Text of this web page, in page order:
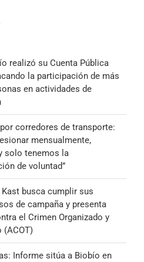
realizó su Cuenta Pública
la participación de más
en actividades de
corredores de transporte:
mensualmente,
solo tenemos la
de voluntad”
Kast busca cumplir sus
de campaña y presenta
el Crimen Organizado y
(ACOT)
Informe sitúa a Biobío en